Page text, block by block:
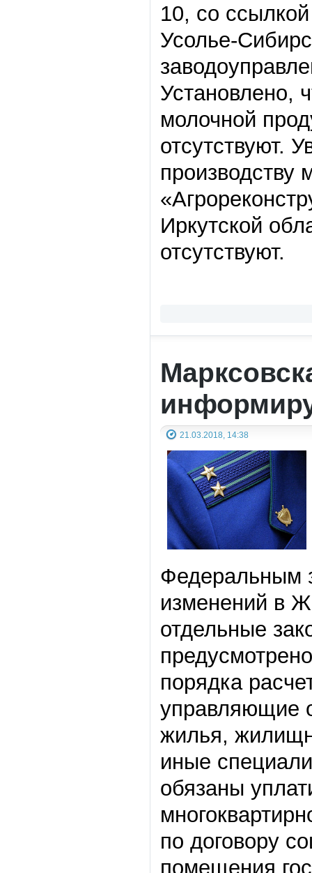
10, со
Усолье-
Установлено,
молочной
отсутствуют.
Иркутской
отсутствуют.
21.03.2018, 14:38
Федеральным
изменений в
отдельные
порядка
управляющие
жилья,
иные
обязаны
по договору
помещения